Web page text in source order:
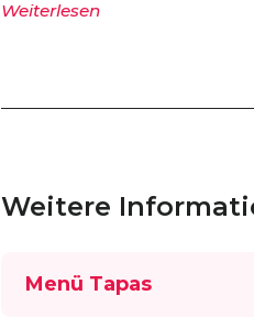
Weiterlesen
Weitere
Menü Tapas